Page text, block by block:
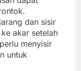
dan sisir
akar setelah
menyisir
untuk